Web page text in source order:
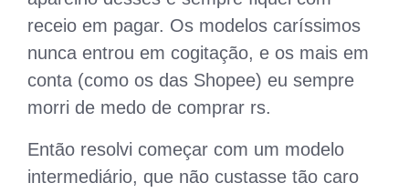
receio em pagar. Os modelos caríssimos
nunca entrou em cogitação, e os mais em
conta (como os das Shopee) eu sempre
morri de medo de comprar rs.
Então resolvi começar com um modelo
intermediário, que não custasse tão caro